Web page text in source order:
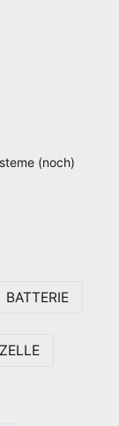
(noch)
BATTERIE